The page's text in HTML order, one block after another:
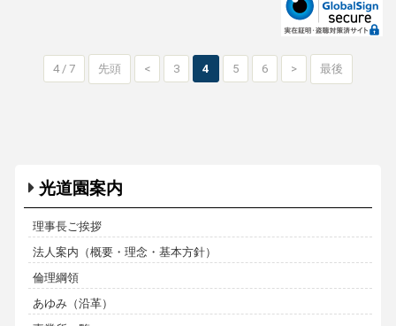
4 / 7 先頭 < 3 4 5 6 > 最後
光道園案内
理事長ご挨拶
法人案内（概要・理念・基本方針）
倫理綱領
あゆみ（沿革）